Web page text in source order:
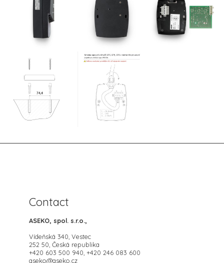
Contact
ASEKO, spol. s.r.o.,
Vídeňská 340, Vestec
252 50, Česká republika
+420 603 500 940, +420 246 083 600
aseko@aseko.cz